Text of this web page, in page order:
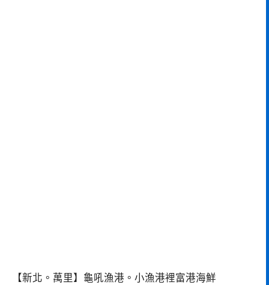
【新北。萬里】龜吼漁港。小漁港裡富港海鮮